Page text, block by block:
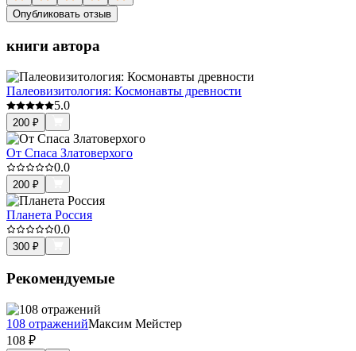
Опубликовать отзыв
книги автора
Палеовизитология: Космонавты древности
5.0
200 ₽
От Спаса Златоверхого
0.0
200 ₽
Планета Россия
0.0
300 ₽
Рекомендуемые
108 отраженийМаксим Мейстер
108 ₽